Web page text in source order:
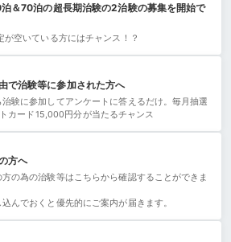
＆70泊の超長期治験の2治験の募集を開始で
が空いている方にはチャンス！？
で治験等に参加された方へ
験に参加してアンケートに答えるだけ。毎月抽選
カード15,000円分が当たるチャンス
方へ
の為の治験等はこちらから確認することができま
んでおくと優先的にご案内が届きます。